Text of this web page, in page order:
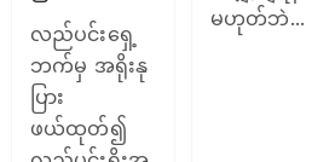
လည်ပင်းရှေ့
ဘက်မှ အရိုးနု
ပြား
ဖယ်ထုတ်၍
မဟုတ်ဘဲ...